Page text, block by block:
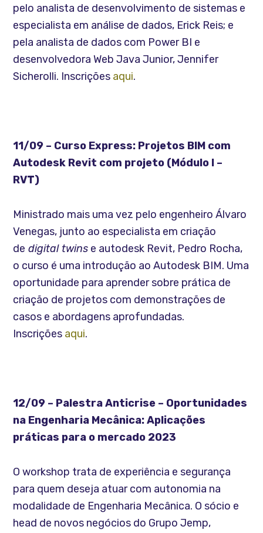
pelo analista de desenvolvimento de sistemas e
especialista em análise de dados, Erick Reis; e
pela analista de dados com Power BI e
desenvolvedora Web Java Junior, Jennifer
Sicherolli. Inscrições aqui.
11/09 – Curso Express: Projetos BIM com
Autodesk Revit com projeto (Módulo I –
RVT)
Ministrado mais uma vez pelo engenheiro Álvaro
Venegas, junto ao especialista em criação
de digital twins e autodesk Revit, Pedro Rocha,
o curso é uma introdução ao Autodesk BIM. Uma
oportunidade para aprender sobre prática de
criação de projetos com demonstrações de
casos e abordagens aprofundadas.
Inscrições aqui.
12/09 – Palestra Anticrise – Oportunidades
na Engenharia Mecânica: Aplicações
práticas para o mercado 2023
O workshop trata de experiência e segurança
para quem deseja atuar com autonomia na
modalidade de Engenharia Mecânica. O sócio e
head de novos negócios do Grupo Jemp,